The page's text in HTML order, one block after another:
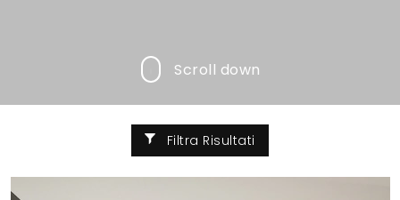
Scroll down
Filtra Risultati